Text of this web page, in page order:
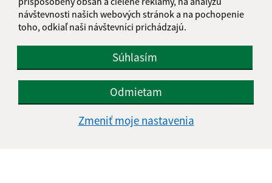
návštevnosti našich webových stránok a na pochopenie
toho, odkiaľ naši návštevníci prichádzajú.
Súhlasím
Odmietam
Zmeniť moje nastavenia
IČO: 00328022